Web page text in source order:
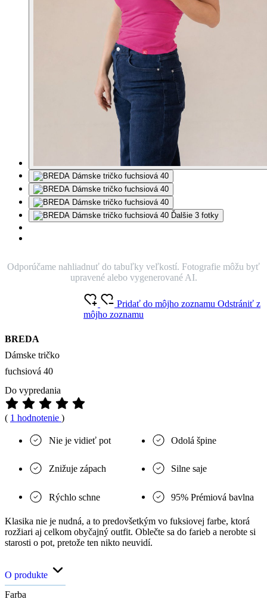
Ďalšie 3 fotky
Odporúčame nahliadnuť do tabuľky veľkostí. Fotografie môžu byť
upravené alebo vygenerované AI.
BREDA
Dámske tričko
fuchsiová 40
Pridať do môjho zoznamuOdstrániť z
môjho zoznamu
Do vypredania
( 1 hodnotenie )
Nie je vidieť pot Odolá špine
Znižuje zápach Silne saje
Rýchlo schne 95% Prémiová bavlna
Klasika nie je nudná, a to predovšetkým vo fuksiovej farbe, ktorá
rozžiari aj celkom obyčajný outfit. Oblečte sa do farieb a nerobte si
starosti o pot, pretože ten nikto neuvidí.
O produkte
Farba